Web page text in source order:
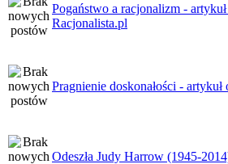
Pogaństwo a racjonalizm - artykuł
Racjonalista.pl
Pragnienie doskonałości -
Odeszła Judy Harrow (1945-